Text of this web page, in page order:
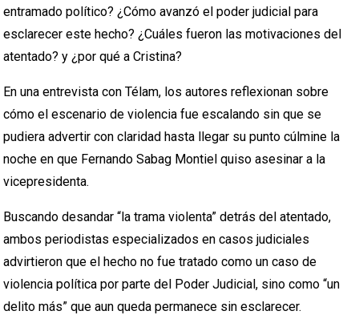
entramado político? ¿Cómo avanzó el poder judicial para
esclarecer este hecho? ¿Cuáles fueron las motivaciones del
atentado? y ¿por qué a Cristina?
En una entrevista con Télam, los autores reflexionan sobre
cómo el escenario de violencia fue escalando sin que se
pudiera advertir con claridad hasta llegar su punto cúlmine la
noche en que Fernando Sabag Montiel quiso asesinar a la
vicepresidenta.
Buscando desandar “la trama violenta” detrás del atentado,
ambos periodistas especializados en casos judiciales
advirtieron que el hecho no fue tratado como un caso de
violencia política por parte del Poder Judicial, sino como “un
delito más” que aun queda permanece sin esclarecer.